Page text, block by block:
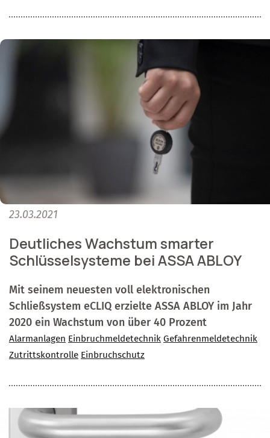
23.03.2021
Deutliches Wachstum smarter
Schlüsselsysteme bei ASSA ABLOY
Mit seinem neuesten voll elektronischen
Schließsystem eCLIQ erzielte ASSA ABLOY im Jahr
2020 ein Wachstum von über 40 Prozent
Alarmanlagen Einbruchmeldetechnik Gefahrenmeldetechnik
Zutrittskontrolle Einbruchschutz